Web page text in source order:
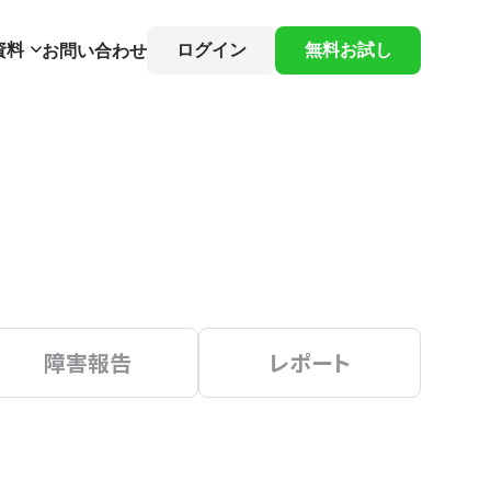
料 お問い合わせ ログイン 無料お試し
障害報告 レポート